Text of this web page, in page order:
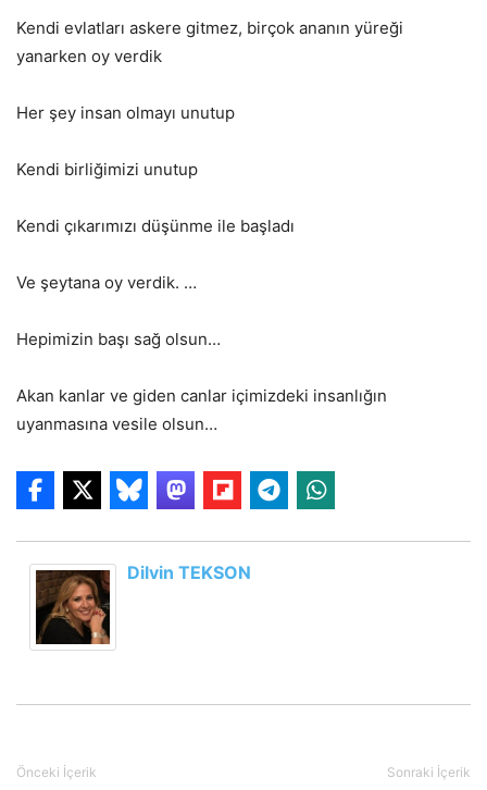
Kendi evlatları askere gitmez, birçok ananın yüreği
yanarken oy verdik
Her şey insan olmayı unutup
Kendi birliğimizi unutup
Kendi çıkarımızı düşünme ile başladı
Ve şeytana oy verdik. …
Hepimizin başı sağ olsun…
Akan kanlar ve giden canlar içimizdeki insanlığın
uyanmasına vesile olsun…
Dilvin TEKSON
Önceki İçerik Sonraki İçerik